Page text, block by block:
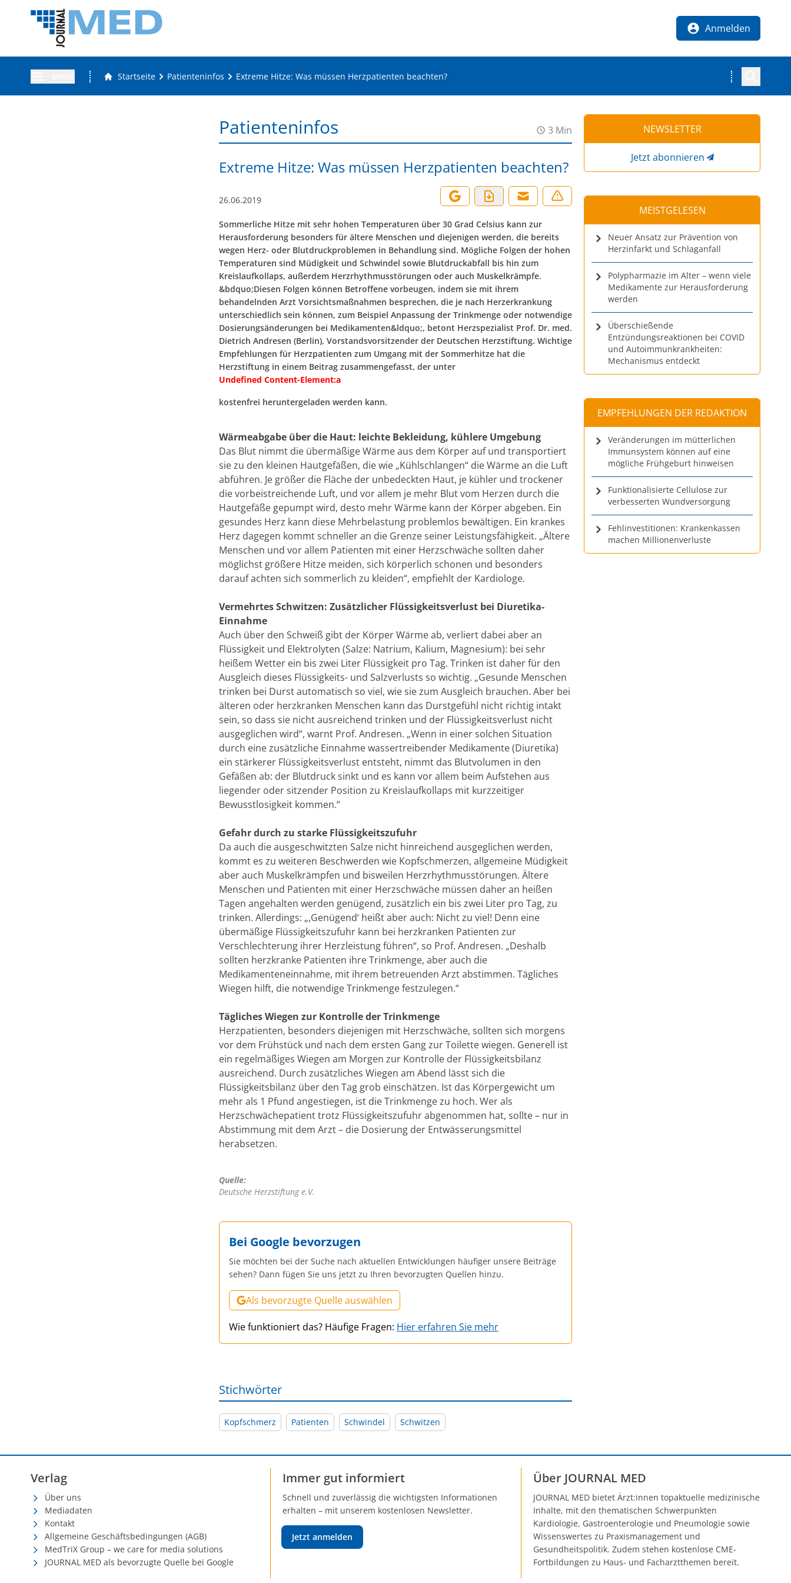
Anmelden
Startseite Patienteninfos Extreme Hitze: Was müssen Herzpatienten beachten?
Patienteninfos 3 Min
Extreme Hitze: Was müssen Herzpatienten beachten?
26.06.2019
Sommerliche Hitze mit sehr hohen Temperaturen über 30 Grad Celsius kann zur
Herausforderung besonders für ältere Menschen und diejenigen werden, die bereits
wegen Herz- oder Blutdruckproblemen in Behandlung sind. Mögliche Folgen der hohen
Temperaturen sind Müdigkeit und Schwindel sowie Blutdruckabfall bis hin zum
Kreislaufkollaps, außerdem Herzrhythmusstörungen oder auch Muskelkrämpfe.
&bdquo;Diesen Folgen können Betroffene vorbeugen, indem sie mit ihrem
behandelnden Arzt Vorsichtsmaßnahmen besprechen, die je nach Herzerkrankung
unterschiedlich sein können, zum Beispiel Anpassung der Trinkmenge oder notwendige
Dosierungsänderungen bei Medikamenten&ldquo;, betont Herzspezialist Prof. Dr. med.
Dietrich Andresen (Berlin), Vorstandsvorsitzender der Deutschen Herzstiftung. Wichtige
Empfehlungen für Herzpatienten zum Umgang mit der Sommerhitze hat die
Herzstiftung in einem Beitrag zusammengefasst, der unter
Undefined Content-Element:a
kostenfrei heruntergeladen werden kann.
Wärmeabgabe über die Haut: leichte Bekleidung, kühlere Umgebung
Das Blut nimmt die übermäßige Wärme aus dem Körper auf und transportiert
sie zu den kleinen Hautgefäßen, die wie „Kühlschlangen“ die Wärme an die Luft
abführen. Je größer die Fläche der unbedeckten Haut, je kühler und trockener
die vorbeistreichende Luft, und vor allem je mehr Blut vom Herzen durch die
Hautgefäße gepumpt wird, desto mehr Wärme kann der Körper abgeben. Ein
gesundes Herz kann diese Mehrbelastung problemlos bewältigen. Ein krankes
Herz dagegen kommt schneller an die Grenze seiner Leistungsfähigkeit. „Ältere
Menschen und vor allem Patienten mit einer Herzschwäche sollten daher
möglichst größere Hitze meiden, sich körperlich schonen und besonders
darauf achten sich sommerlich zu kleiden“, empfiehlt der Kardiologe.
Vermehrtes Schwitzen: Zusätzlicher Flüssigkeitsverlust bei Diuretika-
Einnahme
Auch über den Schweiß gibt der Körper Wärme ab, verliert dabei aber an
Flüssigkeit und Elektrolyten (Salze: Natrium, Kalium, Magnesium): bei sehr
heißem Wetter ein bis zwei Liter Flüssigkeit pro Tag. Trinken ist daher für den
Ausgleich dieses Flüssigkeits- und Salzverlusts so wichtig. „Gesunde Menschen
trinken bei Durst automatisch so viel, wie sie zum Ausgleich brauchen. Aber bei
älteren oder herzkranken Menschen kann das Durstgefühl nicht richtig intakt
sein, so dass sie nicht ausreichend trinken und der Flüssigkeitsverlust nicht
ausgeglichen wird“, warnt Prof. Andresen. „Wenn in einer solchen Situation
durch eine zusätzliche Einnahme wassertreibender Medikamente (Diuretika)
ein stärkerer Flüssigkeitsverlust entsteht, nimmt das Blutvolumen in den
Gefäßen ab: der Blutdruck sinkt und es kann vor allem beim Aufstehen aus
liegender oder sitzender Position zu Kreislaufkollaps mit kurzzeitiger
Bewusstlosigkeit kommen.“
Gefahr durch zu starke Flüssigkeitszufuhr
Da auch die ausgeschwitzten Salze nicht hinreichend ausgeglichen werden,
kommt es zu weiteren Beschwerden wie Kopfschmerzen, allgemeine Müdigkeit
aber auch Muskelkrämpfen und bisweilen Herzrhythmusstörungen. Ältere
Menschen und Patienten mit einer Herzschwäche müssen daher an heißen
Tagen angehalten werden genügend, zusätzlich ein bis zwei Liter pro Tag, zu
trinken. Allerdings: „,Genügend‘ heißt aber auch: Nicht zu viel! Denn eine
übermäßige Flüssigkeitszufuhr kann bei herzkranken Patienten zur
Verschlechterung ihrer Herzleistung führen“, so Prof. Andresen. „Deshalb
sollten herzkranke Patienten ihre Trinkmenge, aber auch die
Medikamenteneinnahme, mit ihrem betreuenden Arzt abstimmen. Tägliches
Wiegen hilft, die notwendige Trinkmenge festzulegen.“
Tägliches Wiegen zur Kontrolle der Trinkmenge
Herzpatienten, besonders diejenigen mit Herzschwäche, sollten sich morgens
vor dem Frühstück und nach dem ersten Gang zur Toilette wiegen. Generell ist
ein regelmäßiges Wiegen am Morgen zur Kontrolle der Flüssigkeitsbilanz
ausreichend. Durch zusätzliches Wiegen am Abend lässt sich die
Flüssigkeitsbilanz über den Tag grob einschätzen. Ist das Körpergewicht um
mehr als 1 Pfund angestiegen, ist die Trinkmenge zu hoch. Wer als
Herzschwächepatient trotz Flüssigkeitszufuhr abgenommen hat, sollte – nur in
Abstimmung mit dem Arzt – die Dosierung der Entwässerungsmittel
herabsetzen.
Quelle:
Deutsche Herzstiftung e.V.
Bei Google bevorzugen
Sie möchten bei der Suche nach aktuellen Entwicklungen häufiger unsere Beiträge
sehen? Dann fügen Sie uns jetzt zu Ihren bevorzugten Quellen hinzu.
Als bevorzugte Quelle auswählen
Wie funktioniert das? Häufige Fragen: Hier erfahren Sie mehr
Stichwörter
Kopfschmerz Patienten Schwindel Schwitzen
NEWSLETTER
Jetzt abonnieren
MEISTGELESEN
Neuer Ansatz zur Prävention von
Herzinfarkt und Schlaganfall
Polypharmazie im Alter – wenn viele
Medikamente zur Herausforderung
werden
Überschießende
Entzündungsreaktionen bei COVID
und Autoimmunkrankheiten:
Mechanismus entdeckt
EMPFEHLUNGEN DER REDAKTION
Veränderungen im mütterlichen
Immunsystem können auf eine
mögliche Frühgeburt hinweisen
Funktionalisierte Cellulose zur
verbesserten Wundversorgung
Fehlinvestitionen: Krankenkassen
machen Millionenverluste
Verlag
Über uns
Mediadaten
Kontakt
Allgemeine Geschäftsbedingungen (AGB)
MedTriX Group – we care for media solutions
JOURNAL MED als bevorzugte Quelle bei Google
Immer gut informiert
Schnell und zuverlässig die wichtigsten Informationen
erhalten – mit unserem kostenlosen Newsletter.
Jetzt anmelden
Über JOURNAL MED
JOURNAL MED bietet Ärzt:innen topaktuelle medizinische
Inhalte, mit den thematischen Schwerpunkten
Kardiologie, Gastroenterologie und Pneumologie sowie
Wissenswertes zu Praxismanagement und
Gesundheitspolitik. Zudem stehen kostenlose CME-
Fortbildungen zu Haus- und Facharztthemen bereit.